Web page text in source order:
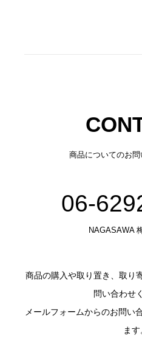
商品についてのお
06-
NAGASAWA
商品の購入や取り置き、取り
問い合わせ
メールフォームからのお問い
ます